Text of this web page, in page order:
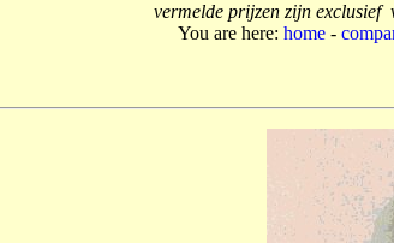
vermelde prijzen zijn exclusief
You are here: home-